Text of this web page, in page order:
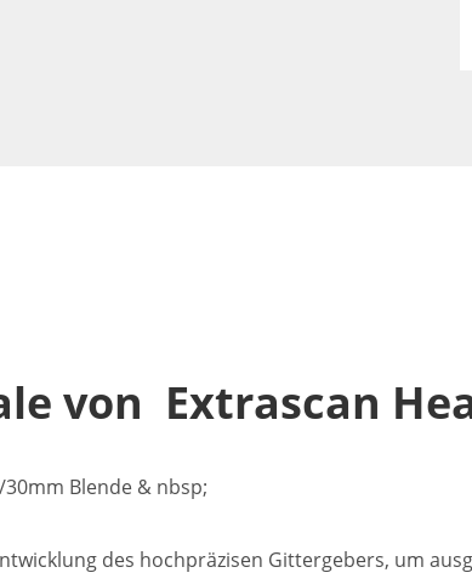
von Extrascan
Blende & nbsp;
des hochpräzisen Gittergebers, um